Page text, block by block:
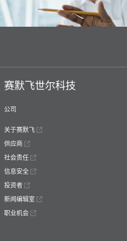
赛默飞世尔科技
公司
关于赛默飞
供应商
社会责任
信息安全
投资者
新闻编辑室
职业机会